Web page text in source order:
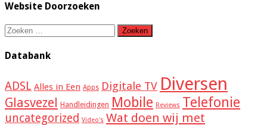
Website Doorzoeken
Zoeken
Databank
ADSL Alles in Een Apps Digitale TV Diversen
Glasvezel Handleidingen Mobile Reviews Telefonie
uncategorized Video's Wat doen wij met